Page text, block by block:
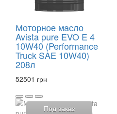
Моторное масло
Avista pure EVO E 4
10W40 (Performance
Truсk SAE 10W40)
208л
52501 грн
Под заказ